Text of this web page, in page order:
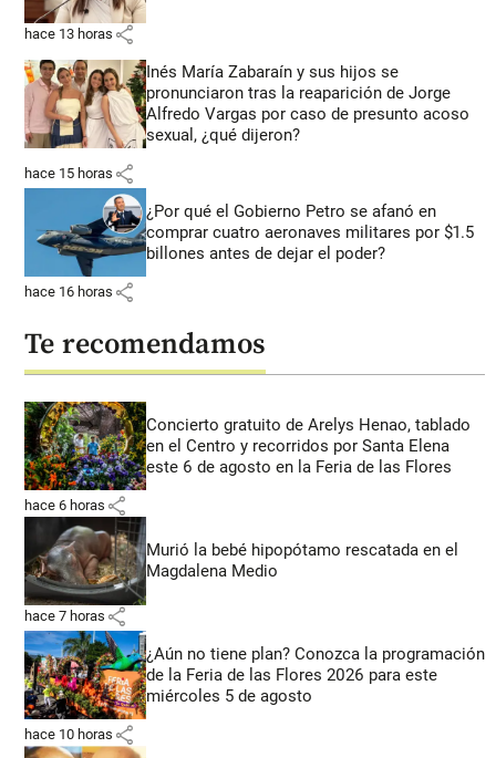
hace 13 horas share
Inés María Zabaraín y sus hijos se
pronunciaron tras la reaparición de Jorge
Alfredo Vargas por caso de presunto acoso
sexual, ¿qué dijeron?
hace 15 horas share
¿Por qué el Gobierno Petro se afanó en
comprar cuatro aeronaves militares por $1.5
billones antes de dejar el poder?
hace 16 horas share
Te recomendamos
Concierto gratuito de Arelys Henao, tablado
en el Centro y recorridos por Santa Elena
este 6 de agosto en la Feria de las Flores
hace 6 horas share
Murió la bebé hipopótamo rescatada en el
Magdalena Medio
hace 7 horas share
¿Aún no tiene plan? Conozca la programación
de la Feria de las Flores 2026 para este
miércoles 5 de agosto
hace 10 horas share